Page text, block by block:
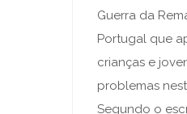
Guerra da
Portugal que
crianças e
problemas
Segundo o